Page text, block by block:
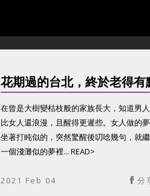
花期過的台北，終於老得有
在曾是大樹變枯枝般的家族長大，知道男
比女人還浪漫，且醒得更遲些。女人做的
坐著打盹似的，突然驚醒後叨唸幾句，就
一個淺灘似的夢裡... READ>
2021 Feb 04 分